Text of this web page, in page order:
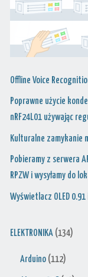
Offline Voice
Poprawne użycie
nRF24L01 używając
Kulturalne zamykanie
Pobieramy z serwera
RPZW i wysyłamy do
Wyświetlacz OLED
ELEKTRONIKA (134)
Arduino (112)